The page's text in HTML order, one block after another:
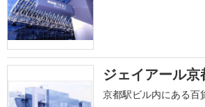
ジェイアール
京都駅ビル内にある百